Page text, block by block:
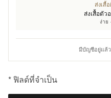
ส่งเสื้
ส่งเสื้อตั
ง่าย
มีบัญชีอยู่แล้
* ฟิลด์ที่จำเป็น
Qty: